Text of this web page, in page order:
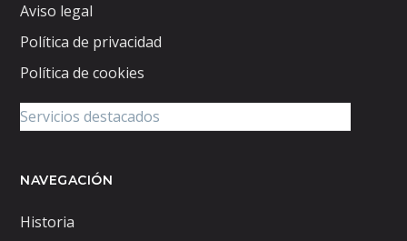
Aviso legal
Política de privacidad
Política de cookies
NAVEGACIÓN
Historia